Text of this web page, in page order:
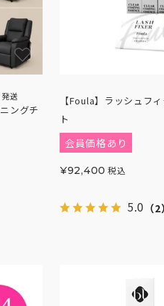
送
ングチ
【Foula】ラッシュフ
ト
会員価格あり
¥92,400 税込
5.0 （2）